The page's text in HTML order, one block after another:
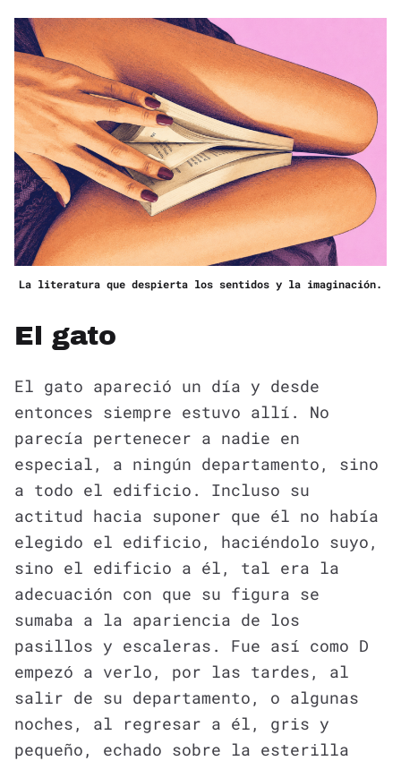
La literatura que despierta los sentidos y la imaginación.
El gato
El gato apareció un día y desde
entonces siempre estuvo allí. No
parecía pertenecer a nadie en
especial, a ningún departamento, sino
a todo el edificio. Incluso su
actitud hacia suponer que él no había
elegido el edificio, haciéndolo suyo,
sino el edificio a él, tal era la
adecuación con que su figura se
sumaba a la apariencia de los
pasillos y escaleras. Fue así como D
empezó a verlo, por las tardes, al
salir de su departamento, o algunas
noches, al regresar a él, gris y
pequeño, echado sobre la esterilla